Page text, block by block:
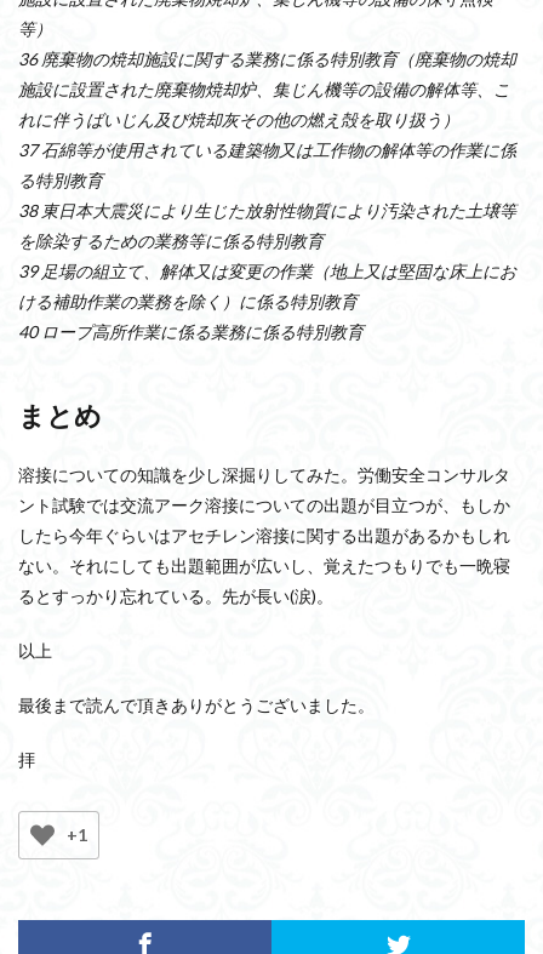
等）
36 廃棄物の焼却施設に関する業務に係る特別教育（廃棄物の焼却
施設に設置された廃棄物焼却炉、集じん機等の設備の解体等、こ
れに伴うばいじん及び焼却灰その他の燃え殻を取り扱う）
37 石綿等が使用されている建築物又は工作物の解体等の作業に係
る特別教育
38 東日本大震災により生じた放射性物質により汚染された土壌等
を除染するための業務等に係る特別教育
39 足場の組立て、解体又は変更の作業（地上又は堅固な床上にお
ける補助作業の業務を除く）に係る特別教育
40 ロープ高所作業に係る業務に係る特別教育
まとめ
溶接についての知識を少し深掘りしてみた。労働安全コンサルタ
ント試験では交流アーク溶接についての出題が目立つが、もしか
したら今年ぐらいはアセチレン溶接に関する出題があるかもしれ
ない。それにしても出題範囲が広いし、覚えたつもりでも一晩寝
るとすっかり忘れている。先が長い(涙)。
以上
最後まで読んで頂きありがとうございました。
拝
+1